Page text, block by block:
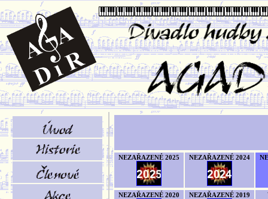
NEZAŘAZENÉ 2025 NEZAŘAZENÉ 2024
NEZAŘAZENÉ 2020 NEZAŘAZENÉ 2019